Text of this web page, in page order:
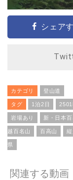
シェア
カテゴリ 登山道
タグ 1泊2日
岩場あり 新・日本
越百名山 百高山 縦
県
関連する動画